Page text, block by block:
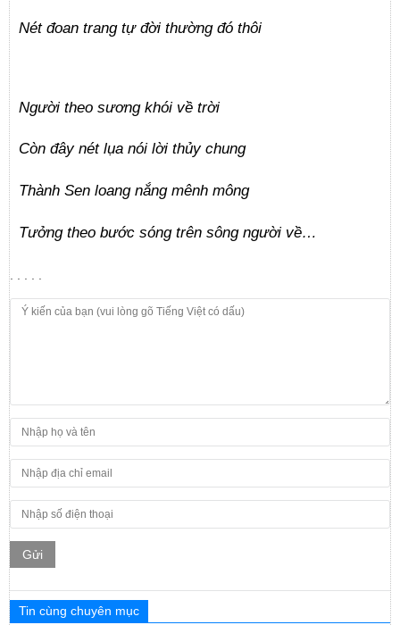
Nét đoan trang tự đời thường đó thôi
Người theo sương khói về trời
Còn đây nét lụa nói lời thủy chung
Thành Sen loang nắng mênh mông
Tưởng theo bước sóng trên sông người về…
. . . . .
Gửi
Tin cùng chuyên mục